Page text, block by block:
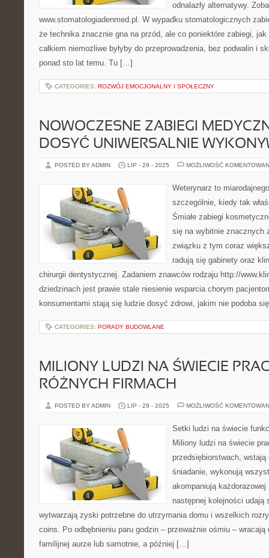
odnalazły alternatywy.
www.stomatologiadenmed.pl. W wypadku stomatologicznych
że technika znacznie gna na przód, ale co poniektóre zabiegi, jak
całkiem niemożliwe byłyby do przeprowadzenia, bez podwalin i
ponad sto lat temu. Tu […]
CATEGORIES: ROZWÓJ EMOCJONALNY I SPOŁECZNY
NOWOCZESNE ZABIEGI
DOSYĆ UNIWERSALNIE
POSTED BY ADMIN LIP - 29 - 2025 MOŻLIWOŚĆ
Weterynarz to
szczególnie, kiedy tak
Śmiałe zabiegi
się na wybitnie znacznych
związku z tym coraz
radują się gabinety oraz
chirurgii dentystycznej. Zadaniem znawców rodzaju http://
dziedzinach jest prawie stale niesienie wsparcia chorym
konsumentami stają się ludzie dosyć zdrowi, jakim nie podoba
CATEGORIES: PORADY BUDOWLANE
MILIONY LUDZI NA ŚWIECIE
RÓŻNYCH FIRMACH
POSTED BY ADMIN LIP - 29 - 2025 MOŻLIWOŚĆ
Setki ludzi na świecie
Miliony ludzi na świecie
przedsiębiorstwach,
śniadanie, wykonują
akompaniują
następnej kolejności udają
wytwarzają zyski potrzebne do utrzymania domu i wszelkich
coins. Po odbębnieniu paru godzin – przeważnie ośmiu –
familijnej aurze lub samotnie, a później […]